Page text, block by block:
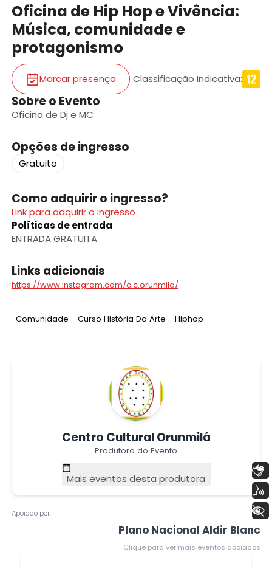
Oficina de Hip Hop e Vivência:
Música, comunidade e
protagonismo
Marcar presença Classificação Indicativa:
Sobre o Evento
Oficina de Dj e MC
Opções de ingresso
Gratuito
Como adquirir o ingresso?
Link para adquirir o ingresso
Políticas de entrada
ENTRADA GRATUITA
Links adicionais
https://www.instagram.com/c.c.orunmila/
Tag:
Comunidade Tag:
Curso História Da Arte Tag:
Hiphop
Centro Cultural Orunmilá
Produtora do Evento
Mais eventos desta produtora
Apoiado por:
Plano Nacional Aldir Blanc
Clique para ver mais eventos apoiados